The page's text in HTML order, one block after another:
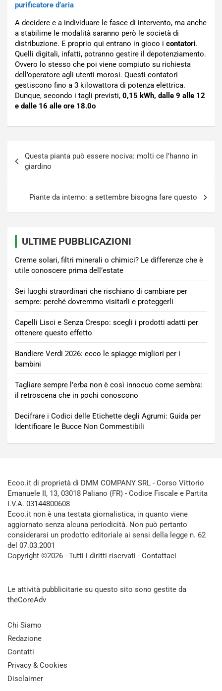
purificatore d’aria
A decidere e a individuare le fasce di intervento, ma anche
a stabilirne le modalità saranno però le società di
distribuzione. E proprio qui entrano in gioco i contatori.
Quelli digitali, infatti, potranno gestire il depotenziamento.
Ovvero lo stesso che poi viene compiuto su richiesta
dell’operatore agli utenti morosi. Questi contatori
gestiscono fino a 3 kilowattora di potenza elettrica.
Dunque, secondo i tagli previsti, 0,15 kWh, dalle 9 alle 12
e dalle 16 alle ore 18.0o
articoli
Questa pianta può essere nociva: molti ce l’hanno in
giardino
Piante da interno: a settembre bisogna fare questo
ULTIME PUBBLICAZIONI
Creme solari, filtri minerali o chimici? Le differenze che è
utile conoscere prima dell’estate
Sei luoghi straordinari che rischiano di cambiare per
sempre: perché dovremmo visitarli e proteggerli
Capelli Lisci e Senza Crespo: scegli i prodotti adatti per
ottenere questo effetto
Bandiere Verdi 2026: ecco le spiagge migliori per i
bambini
Tagliare sempre l’erba non è così innocuo come sembra:
il retroscena che in pochi conoscono
Decifrare i Codici delle Etichette degli Agrumi: Guida per
Identificare le Bucce Non Commestibili
Ecoo.it di proprietà di DMM COMPANY SRL - Corso Vittorio
Emanuele II, 13, 03018 Paliano (FR) - Codice Fiscale e Partita
I.V.A. 03144800608
Ecoo.it non è una testata giornalistica, in quanto viene
aggiornato senza alcuna periodicità. Non può pertanto
considerarsi un prodotto editoriale ai sensi della legge n. 62
del 07.03.2001
Copyright ©2026 - Tutti i diritti riservati - Contattaci
Le attività pubblicitarie su questo sito sono gestite da
theCoreAdv
Chi Siamo
Redazione
Contatti
Privacy & Cookies
Disclaimer